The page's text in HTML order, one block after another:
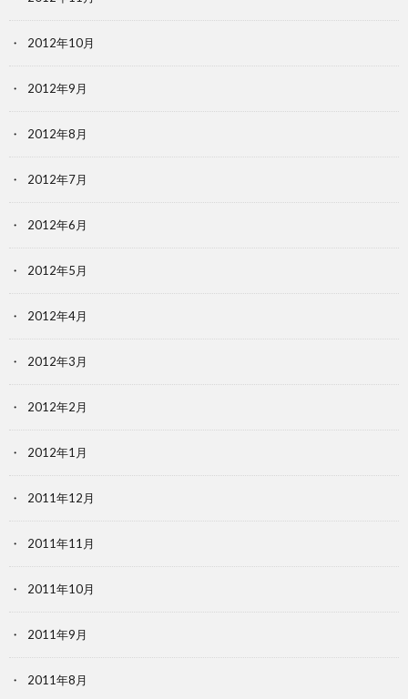
2012年10月
2012年9月
2012年8月
2012年7月
2012年6月
2012年5月
2012年4月
2012年3月
2012年2月
2012年1月
2011年12月
2011年11月
2011年10月
2011年9月
2011年8月